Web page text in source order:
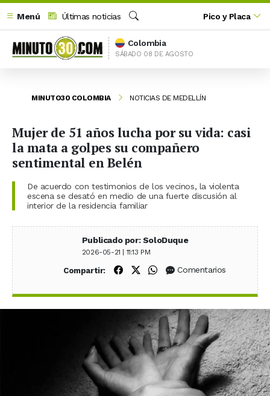
Menú
Últimas noticias
Buscar
Pico y Placa
Colombia
SÁBADO 08 DE AGOSTO
MINUTO30 COLOMBIA NOTICIAS DE MEDELLÍN
Mujer de 51 años lucha por su vida: casi
la mata a golpes su compañero
sentimental en Belén
De acuerdo con testimonios de los vecinos, la violenta
escena se desató en medio de una fuerte discusión al
interior de la residencia familiar
Publicado por: SoloDuque
2026-05-21 | 11:13 PM
Compartir: Compartir en Facebook
Compartir en X (Twitter)
Compartir en WhatsApp
Comentarios